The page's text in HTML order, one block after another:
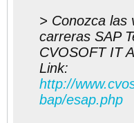
> Conozca las
carreras SAP
CVOSOFT IT
Link:
http://
bap/esap.php